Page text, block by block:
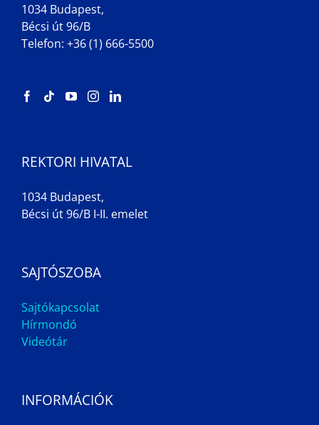
1034 Budapest,
Bécsi út 96/B
Telefon: +36 (1) 666-5500
REKTORI HIVATAL
1034 Budapest,
Bécsi út 96/B I-II. emelet
SAJTÓSZOBA
Sajtókapcsolat
Hírmondó
Videótár
INFORMÁCIÓK